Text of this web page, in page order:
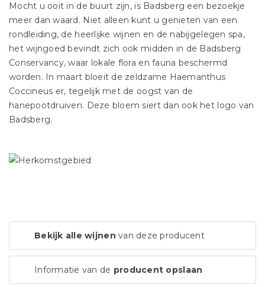
Mocht u ooit in de buurt zijn, is Badsberg een bezoekje
meer dan waard. Niet alleen kunt u genieten van een
rondleiding, de heerlijke wijnen en de nabijgelegen spa,
het wijngoed bevindt zich ook midden in de Badsberg
Conservancy, waar lokale flora en fauna beschermd
worden. In maart bloeit de zeldzame Haemanthus
Coccineus er, tegelijk met de oogst van de
hanepootdruiven. Deze bloem siert dan ook het logo van
Badsberg.
Bekijk alle wijnen van deze producent
Informatie van de producent opslaan